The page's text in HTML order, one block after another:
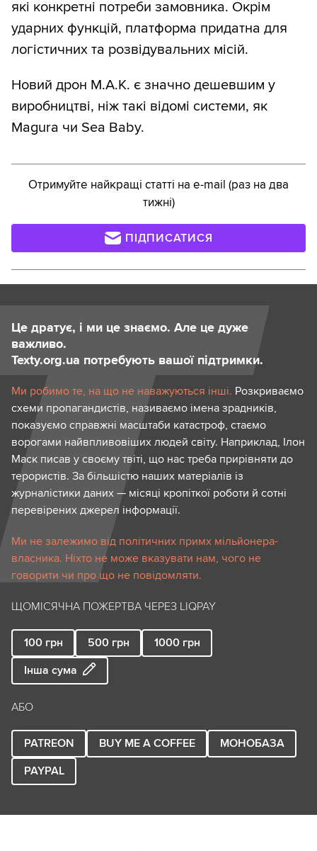
які конкретні потреби замовника. Окрім
ударних функцій, платформа придатна для
логістичних та розвідувальних місій.
Новий дрон M.A.K. є значно дешевшим у
виробництві, ніж такі відомі системи, як
Magura чи Sea Baby.
Отримуйте найкращі статті на e-mail (раз на два
тижні)
ПІДПИСАТИСЯ
Це дратує, і ми це знаємо. Але це дуже
важливо.
Texty.org.ua потребують вашої підтримки.
Ми робимо те, на що не наважуються інші. Розкриваємо
схеми пропагандистів, називаємо імена зрадників,
показуємо справжні масштаби катастроф, стаємо
ворогами найвпливовіших людей світу. Наприклад, Ілон
Маск писав у своєму твіті, що нас треба прирівняти до
терористів. За більшістю наших матеріалів із
журналістики даних — місяці кропіткої роботи й сотні
перевірених джерел інформації.
Ми не залежимо від політичних примх мільйонера-
власника. Ніхто не може вказувати нам, чого не
говорити чи про що не повідомляти.
ЩОМІСЯЧНА ПОЖЕРТВА ЧЕРЕЗ LIQPAY
100 грн 500 грн 1000 грн
Інша сума
АБО
PATREON BUY ME A COFFEE
МОНОБАЗА
PAYPAL